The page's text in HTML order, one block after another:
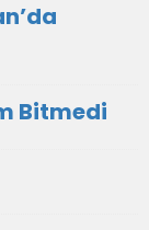
Bitmedi